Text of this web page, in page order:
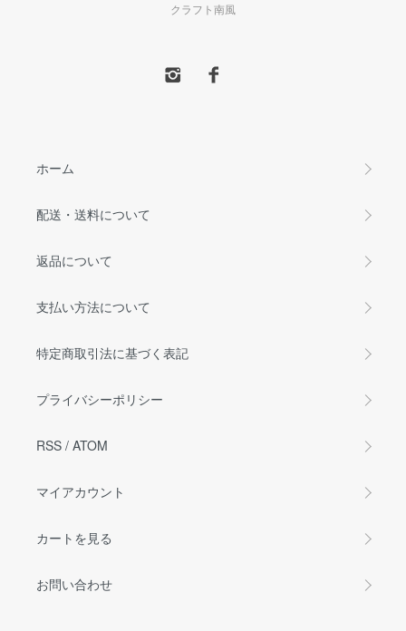
クラフト南風
ホーム
配送・送料について
返品について
支払い方法について
特定商取引法に基づく表記
プライバシーポリシー
RSS / ATOM
マイアカウント
カートを見る
お問い合わせ